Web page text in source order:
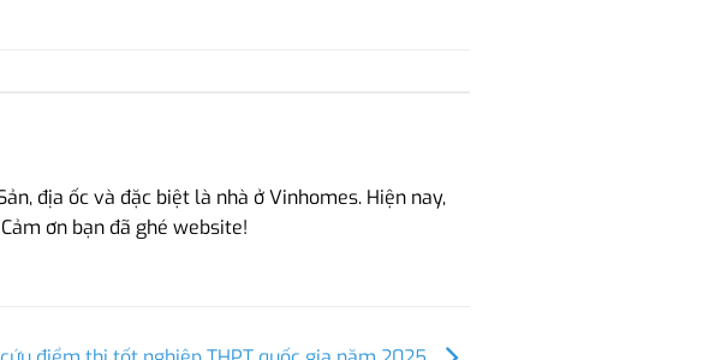
địa ốc và đặc biệt là nhà ở Vinhomes. Hiện nay,
ơn bạn đã ghé website!